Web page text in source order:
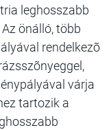
leghosszabb
önálló, több
rendelkezõ
várja
tartozik a